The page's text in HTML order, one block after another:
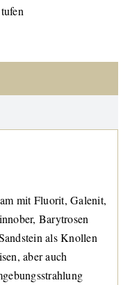
mit Fluorit, Galenit,
Barytrosen
als Knollen
aber auch